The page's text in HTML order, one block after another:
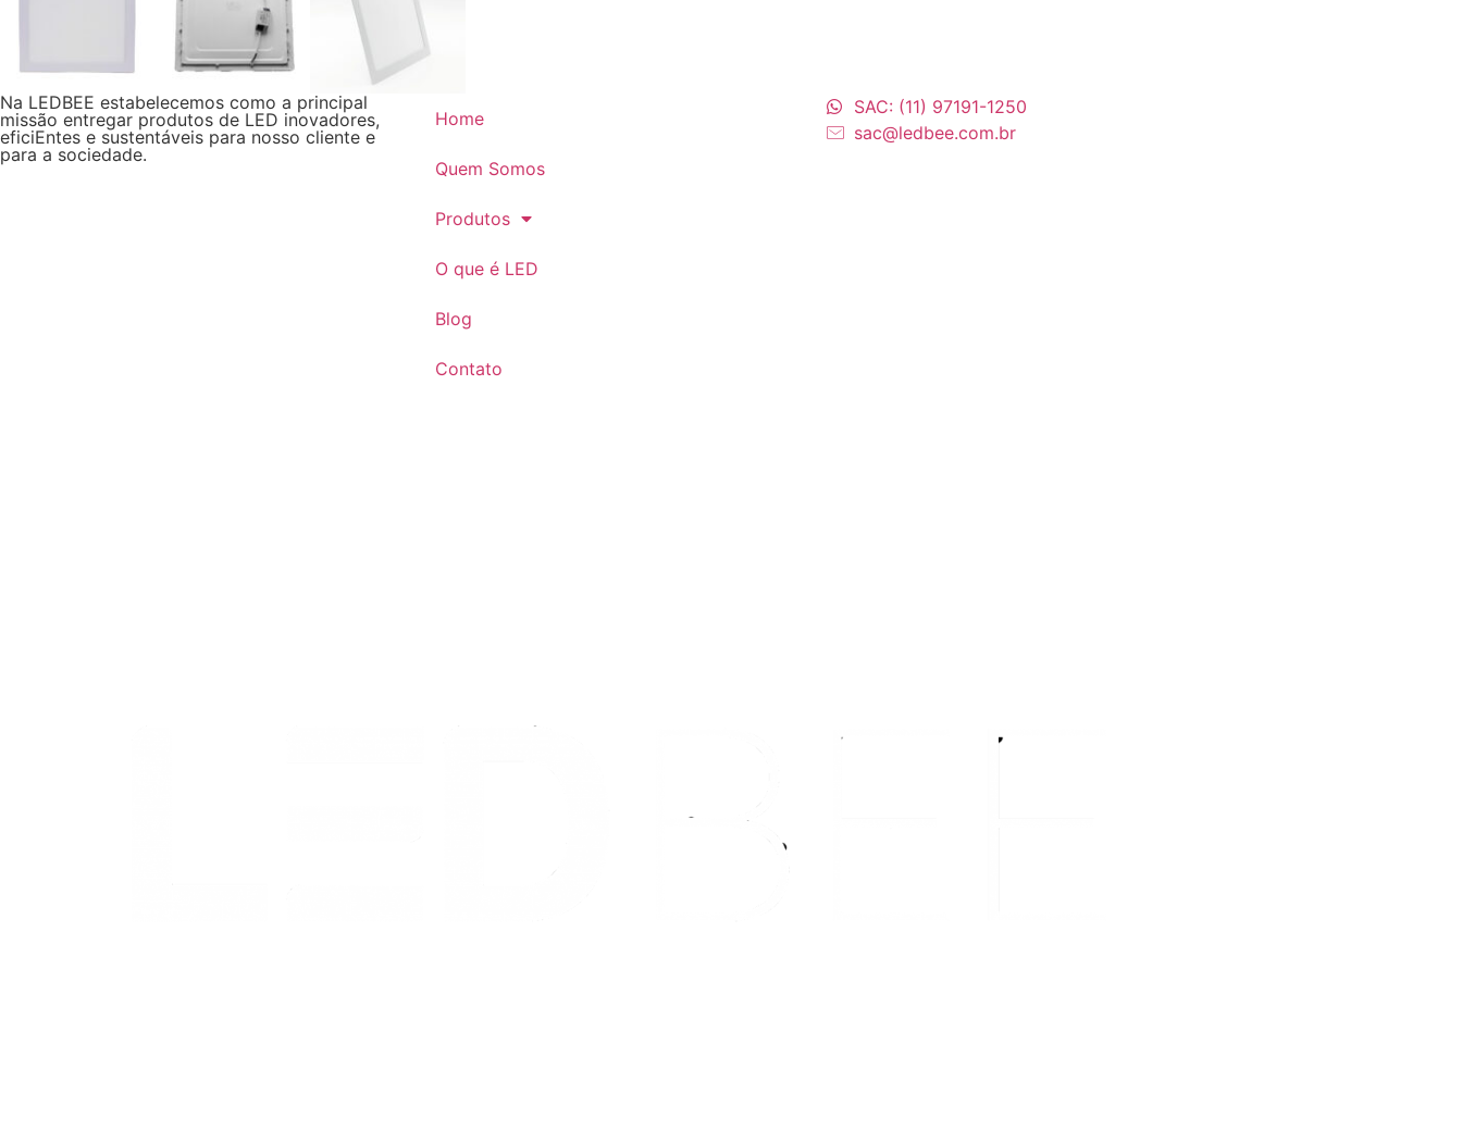
Na LEDBEE estabelecemos como a principal
missão entregar produtos de LED inovadores,
eficiEntes e sustentáveis para nosso cliente e
para a sociedade.
Home
Quem Somos
Produtos
O que é LED
Blog
Contato
SAC: (11) 97191-1250
sac@ledbee.com.br